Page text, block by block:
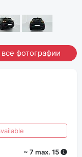
фотографии
~ 7 max. 15